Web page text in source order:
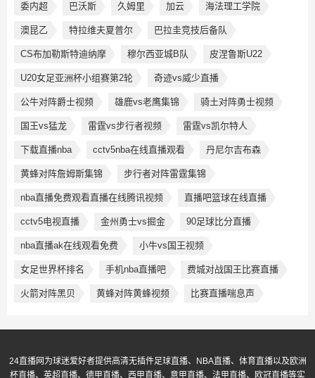
委内超 巴沃斯 久姆里 加云 海法理工学院
澳昆乙 特拉维夫夏普尔 巴拉圭竞技后备队
CS布加勒斯特迪纳摩 穆尔西亚城B队 皮涅鲁斯U22
U20女足亚洲杯小组赛第2轮 奇迹vs威少直播
公牛对阵爵士视频 雄鹿vs老鹰集锦 骑土对阵勇士视频
国王vs猛龙 雷霆vs步行者视频 雷霆vs凯尔特人
下载直播nba cctv5nba在线直播观看 丹尼尔吉布森
黄蜂对阵詹姆斯集锦 步行者对阵雷霆集锦
nba直播免费观看直播在线腾讯视频 直播吧篮球在线直播
cctv5电视直播 金州勇士vs掘金 90足球比分直播
nba直播ak在线观看免费 小牛vs国王视频
女足世界杯排名 手机nba直播吧 费城对战国王比赛直播
火箭对阵黑贝 黄蜂对阵黄蜂视频 比赛直播喘息声
24直播网为球迷爱好者提供高清无插件足球直播、NBA直播、体育直播以及欧洲
杯直播、英超直播、德甲直播、西甲直播、意甲直播、法甲直播、欧冠直播等实